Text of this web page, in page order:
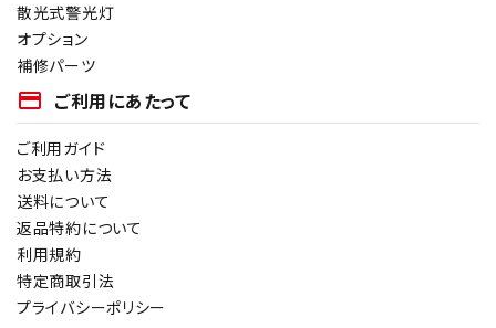
散光式警光灯
オプション
補修パーツ
payment ご利用にあたって
ご利用ガイド
お支払い方法
送料について
返品特約について
利用規約
特定商取引法
プライバシーポリシー